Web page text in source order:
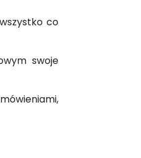
co
swoje